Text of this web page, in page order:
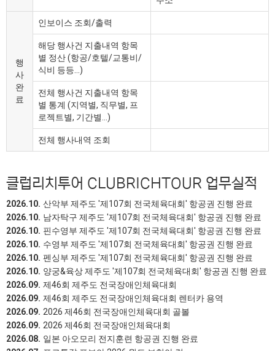
행
사
완
료
인보이스 조회/출력
해당 행사건 지출내역 항목
별 정산 (항공/호텔/교통비/
식비 등등…)
전체 행사건 지출내역 항목
별 통계 (지역별, 직무별, 프
로젝트별, 기간별...)
전체 행사내역 조회
클럽리치투어 CLUBRICHTOUR 업무실적
2026.10. 산악부 제주도 '제107회 전국체육대회' 항공권 진행 완료
2026.10. 남자탁구 제주도 '제107회 전국체육대회' 항공권 진행 완료
2026.10. 핀수영부 제주도 '제107회 전국체육대회' 항공권 진행 완료
2026.10. 수영부 제주도 '제107회 전국체육대회' 항공권 진행 완료
2026.10. 펜싱부 제주도 '제107회 전국체육대회' 항공권 진행 완료
2026.10. 양궁&육상 제주도 '제107회 전국체육대회' 항공권 진행 완료
2026.09. 제46회 제주도 전국장애인체육대회
2026.09. 제46회 제주도 전국장애인체육대회 렌터카 용역
2026.09. 2026 제46회 전국장애인체육대회 골볼
2026.09. 2026 제46회 전국장애인체육대회
2026.08. 일본 아오모리 전지훈련 항공권 진행 완료